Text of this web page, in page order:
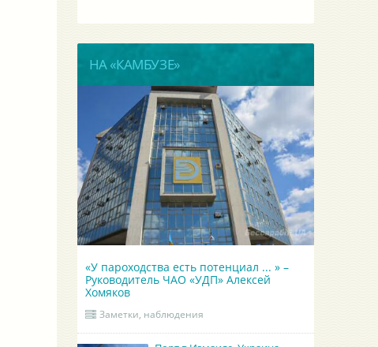
НА «КАМБУЗЕ»
«У пароходства есть потенциал ... » –
Руководитель ЧАО «УДП» Алексей
Хомяков
Заметки, наблюдения